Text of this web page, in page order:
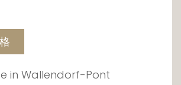
in Wallendorf-Pont